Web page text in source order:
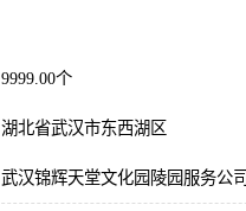
9999.00个
湖北省武汉市东西湖区
武汉锦辉天堂文化园陵园服务公司